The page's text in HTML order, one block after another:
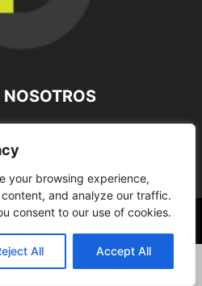
your browsing experience,
and analyze our traffic.
consent to our use of cookies.
All Accept All
NOSOTROS
©